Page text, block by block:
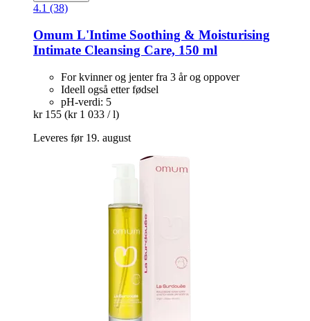
4.1 (38)
Omum L'Intime Soothing & Moisturising
Intimate Cleansing Care, 150 ml
For kvinner og jenter fra 3 år og oppover
Ideell også etter fødsel
pH-verdi: 5
kr 155 (kr 1 033 / l)
Leveres før 19. august